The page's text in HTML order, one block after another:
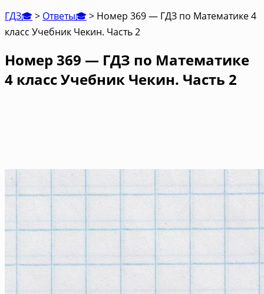
ГДЗ🎓> Ответы🎓> Номер 369 — ГДЗ по Математике 4
класс Учебник Чекин. Часть 2
Номер 369 — ГДЗ по Математике
4 класс Учебник Чекин. Часть 2